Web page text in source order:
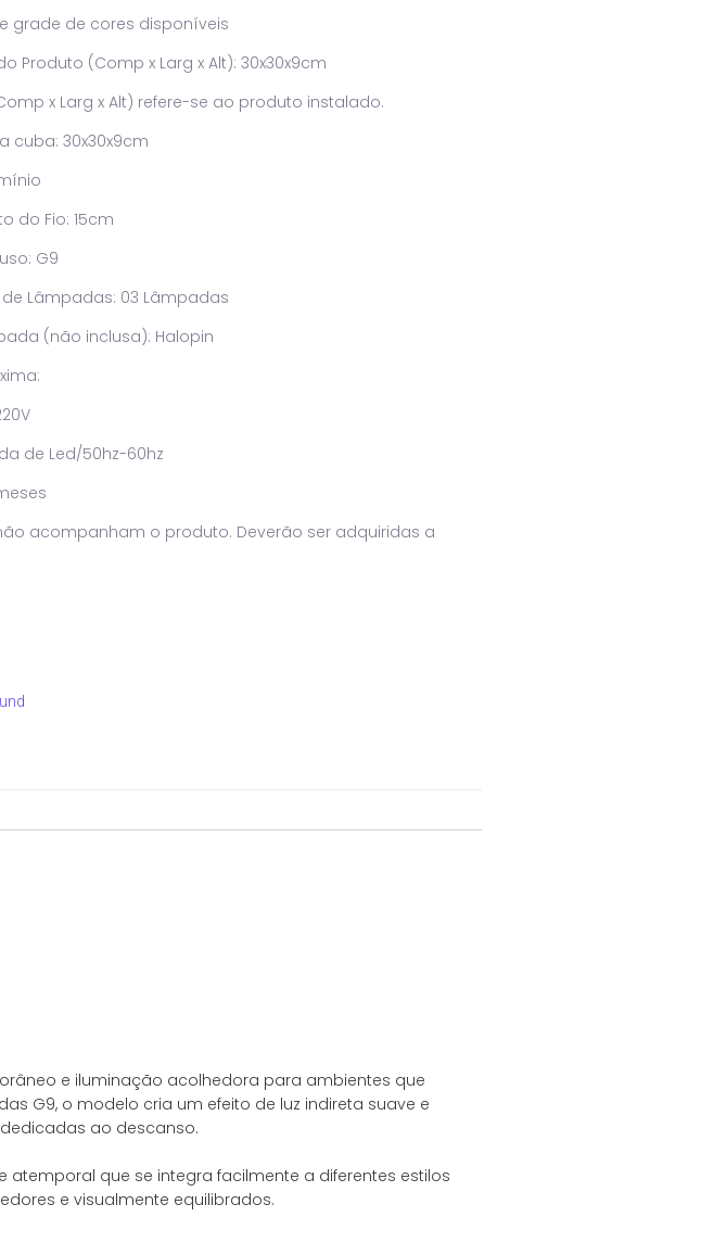
grade de cores disponíveis
Produto (Comp x Larg x Alt): 30x30x9cm
x Larg x Alt) refere-se ao produto instalado.
cuba: 30x30x9cm
do Fio: 15cm
G9
Lâmpadas: 03 Lâmpadas
(não inclusa): Halopin
de Led/50hz-60hz
acompanham o produto. Deverão ser adquiridas a
e iluminação acolhedora para ambientes que
G9, o modelo cria um efeito de luz indireta suave e
ao descanso.
atemporal que se integra facilmente a diferentes estilos